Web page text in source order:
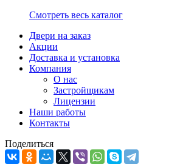
Смотреть весь каталог
Двери на заказ
Акции
Доставка и установка
Компания
О нас
Застройщикам
Лицензии
Наши работы
Контакты
Поделиться